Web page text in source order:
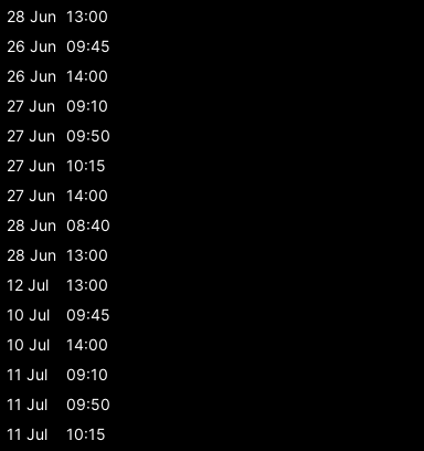
28 Jun 13:00
26 Jun 09:45
26 Jun 14:00
27 Jun 09:10
27 Jun 09:50
27 Jun 10:15
27 Jun 14:00
28 Jun 08:40
28 Jun 13:00
12 Jul
13:00
10 Jul
09:45
10 Jul
14:00
11 Jul
09:10
11 Jul
09:50
11 Jul
10:15